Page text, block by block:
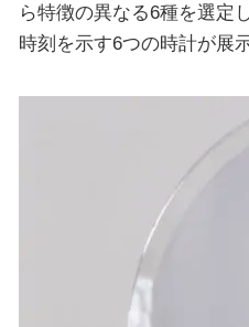
ら特徴の異なる6種を選定
時刻を示す6つの時計が展